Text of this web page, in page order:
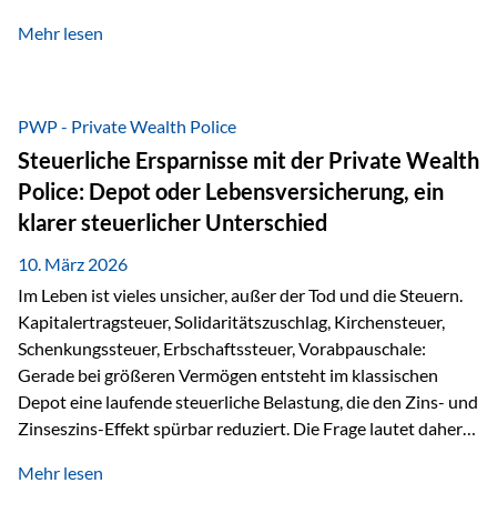
Personen transparent zu dokumentieren. Seit der
Stunden pro Jahr für vertrieblich tätige Personen in der
Versicherungsbranche. Über die Weiterbildungsdatenbank
von „gut beraten“ können absolvierte Bildungsmaßnahmen
zentral erfasst und dokumentiert werden. „gut beraten“
zertifiziert Als zertifizierter Bildungsanbieter können unsere
Webinare nun für die…
Mehr lesen
PWP - Private Wealth Police
Steuerliche Ersparnisse mit der Private Wealth
Police: Depot oder Lebensversicherung, ein
klarer steuerlicher Unterschied
10. März 2026
Im Leben ist vieles unsicher, außer der Tod und die Steuern.
Kapitalertragsteuer, Solidaritätszuschlag, Kirchensteuer,
Schenkungssteuer, Erbschaftssteuer, Vorabpauschale:
Gerade bei größeren Vermögen entsteht im klassischen
Depot eine laufende steuerliche Belastung, die den Zins- und
Zinseszins-Effekt spürbar reduziert. Die Frage lautet daher:
nicht laufend Kapital entziehen – sondern möglichst lange im
Mehr lesen